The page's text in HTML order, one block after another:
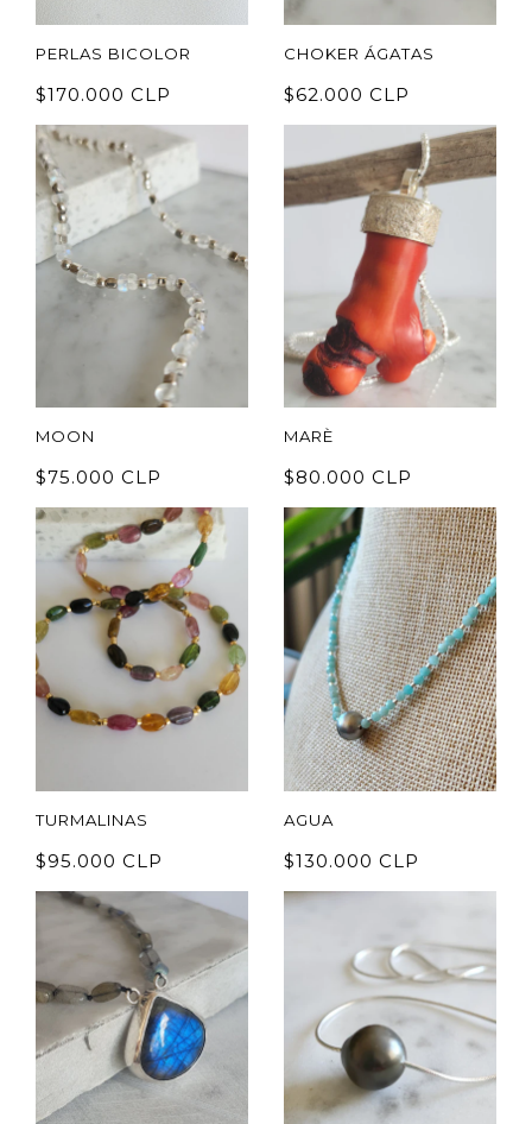
PERLAS BICOLOR
$170.000 CLP
CHOKER ÁGATAS
$62.000 CLP
MOON
$75.000 CLP
MARÈ
$80.000 CLP
TURMALINAS
$95.000 CLP
AGUA
$130.000 CLP